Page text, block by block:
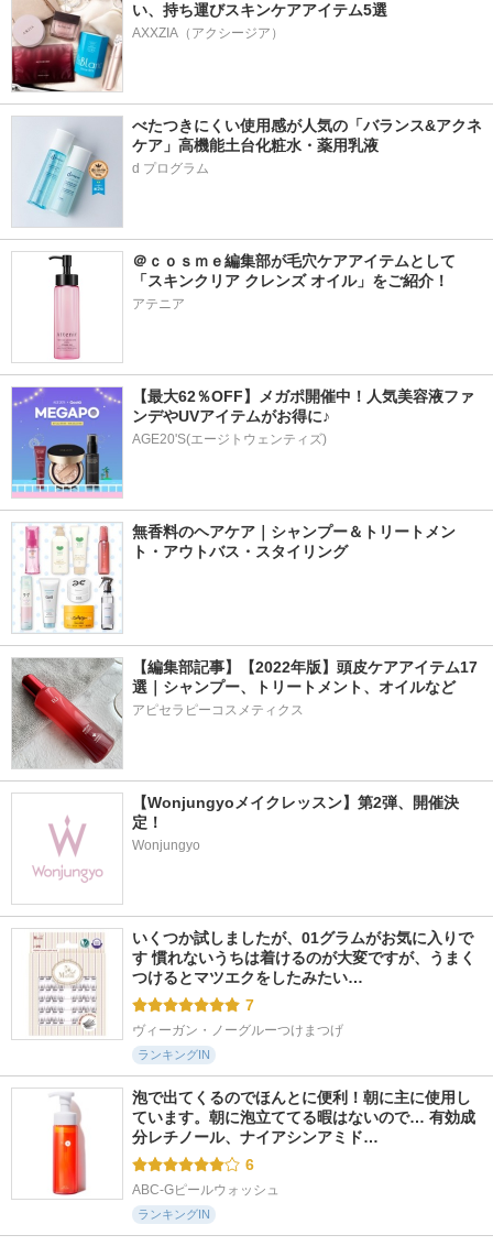
い、持ち運びスキンケアアイテム5選
AXXZIA（アクシージア）
べたつきにくい使用感が人気の「バランス&アクネ
ケア」高機能土台化粧水・薬用乳液
＠ｃｏｓｍｅ編集部が毛穴ケアアイテムとして
「スキンクリア クレンズ オイル」をご紹介！
アテニア
【最大62％OFF】メガポ開催中！人気美容液ファ
ンデやUVアイテムがお得に♪
AGE20'S(エージトウェンティズ)
無香料のヘアケア｜シャンプー＆トリートメン
ト・アウトバス・スタイリング
【編集部記事】【2022年版】頭皮ケアアイテム17
選｜シャンプー、トリートメント、オイルなど
アピセラピーコスメティクス
【Wonjungyoメイクレッスン】第2弾、開催決
定！
Wonjungyo
いくつか試しましたが、01グラムがお気に入りで
す 慣れないうちは着けるのが大変ですが、うまく
つけるとマツエクをしたみたい…
7
ヴィーガン・ノーグルーつけまつげ
ランキングIN
泡で出てくるのでほんとに便利！朝に主に使用し
ています。朝に泡立ててる暇はないので… 有効成
分レチノール、ナイアシンアミド…
6
ABC-Gピールウォッシュ
ランキングIN